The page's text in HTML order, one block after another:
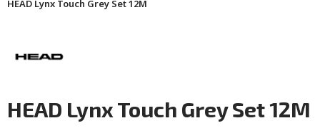
HEAD Lynx Touch Grey Set 12M
HEAD Lynx Touch Grey Set 12M